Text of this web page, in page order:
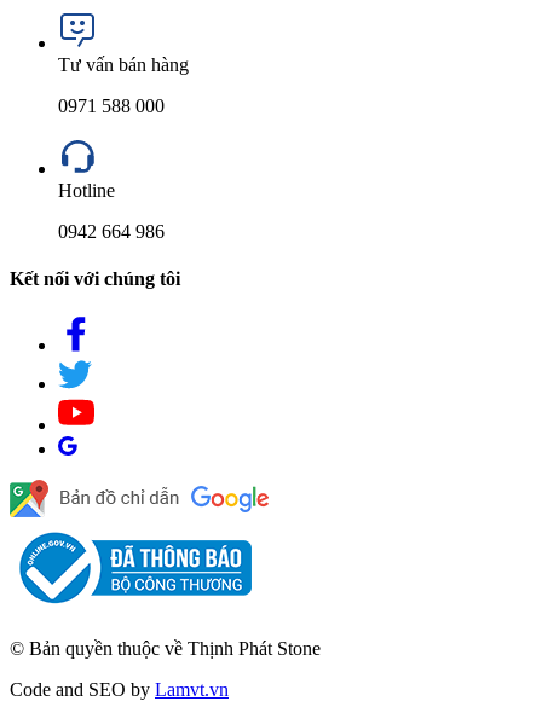
Tư vấn bán hàng
0971 588 000
Hotline
0942 664 986
Kết nối với chúng tôi
© Bản quyền thuộc về Thịnh Phát Stone
Code and SEO by Lamvt.vn